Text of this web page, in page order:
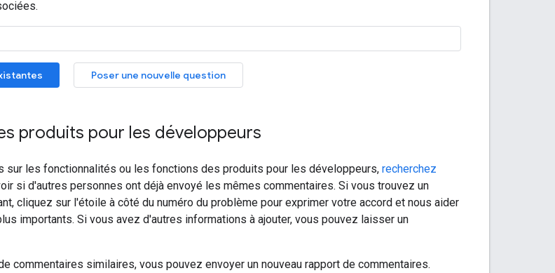
Poser une nouvelle question
produits pour les développeurs
sur les fonctionnalités ou les fonctions des produits pour les développeurs, recherchez
si d'autres personnes ont déjà envoyé les mêmes commentaires. Si vous trouvez un
cliquez sur l'étoile à côté du numéro du problème pour exprimer votre accord et nous aider
importants. Si vous avez d'autres informations à ajouter, vous pouvez laisser un
commentaires similaires, vous pouvez envoyer un nouveau rapport de commentaires.